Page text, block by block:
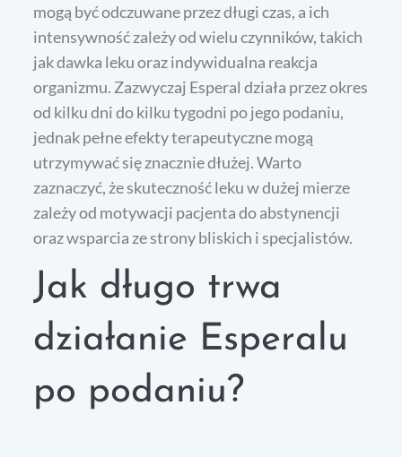
mogą być odczuwane przez długi czas, a ich
intensywność zależy od wielu czynników, takich
jak dawka leku oraz indywidualna reakcja
organizmu. Zazwyczaj Esperal działa przez okres
od kilku dni do kilku tygodni po jego podaniu,
jednak pełne efekty terapeutyczne mogą
utrzymywać się znacznie dłużej. Warto
zaznaczyć, że skuteczność leku w dużej mierze
zależy od motywacji pacjenta do abstynencji
oraz wsparcia ze strony bliskich i specjalistów.
Jak długo trwa
działanie Esperalu
po podaniu?